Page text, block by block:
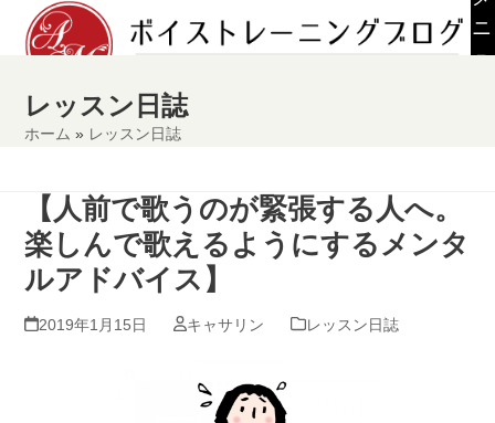
ニ
ュ
レッスン日誌
ホーム » レッスン日誌
【人前で歌うのが緊張する人へ。
楽しんで歌えるようにするメンタ
ルアドバイス】
2019年1月15日 キャサリン レッスン日誌